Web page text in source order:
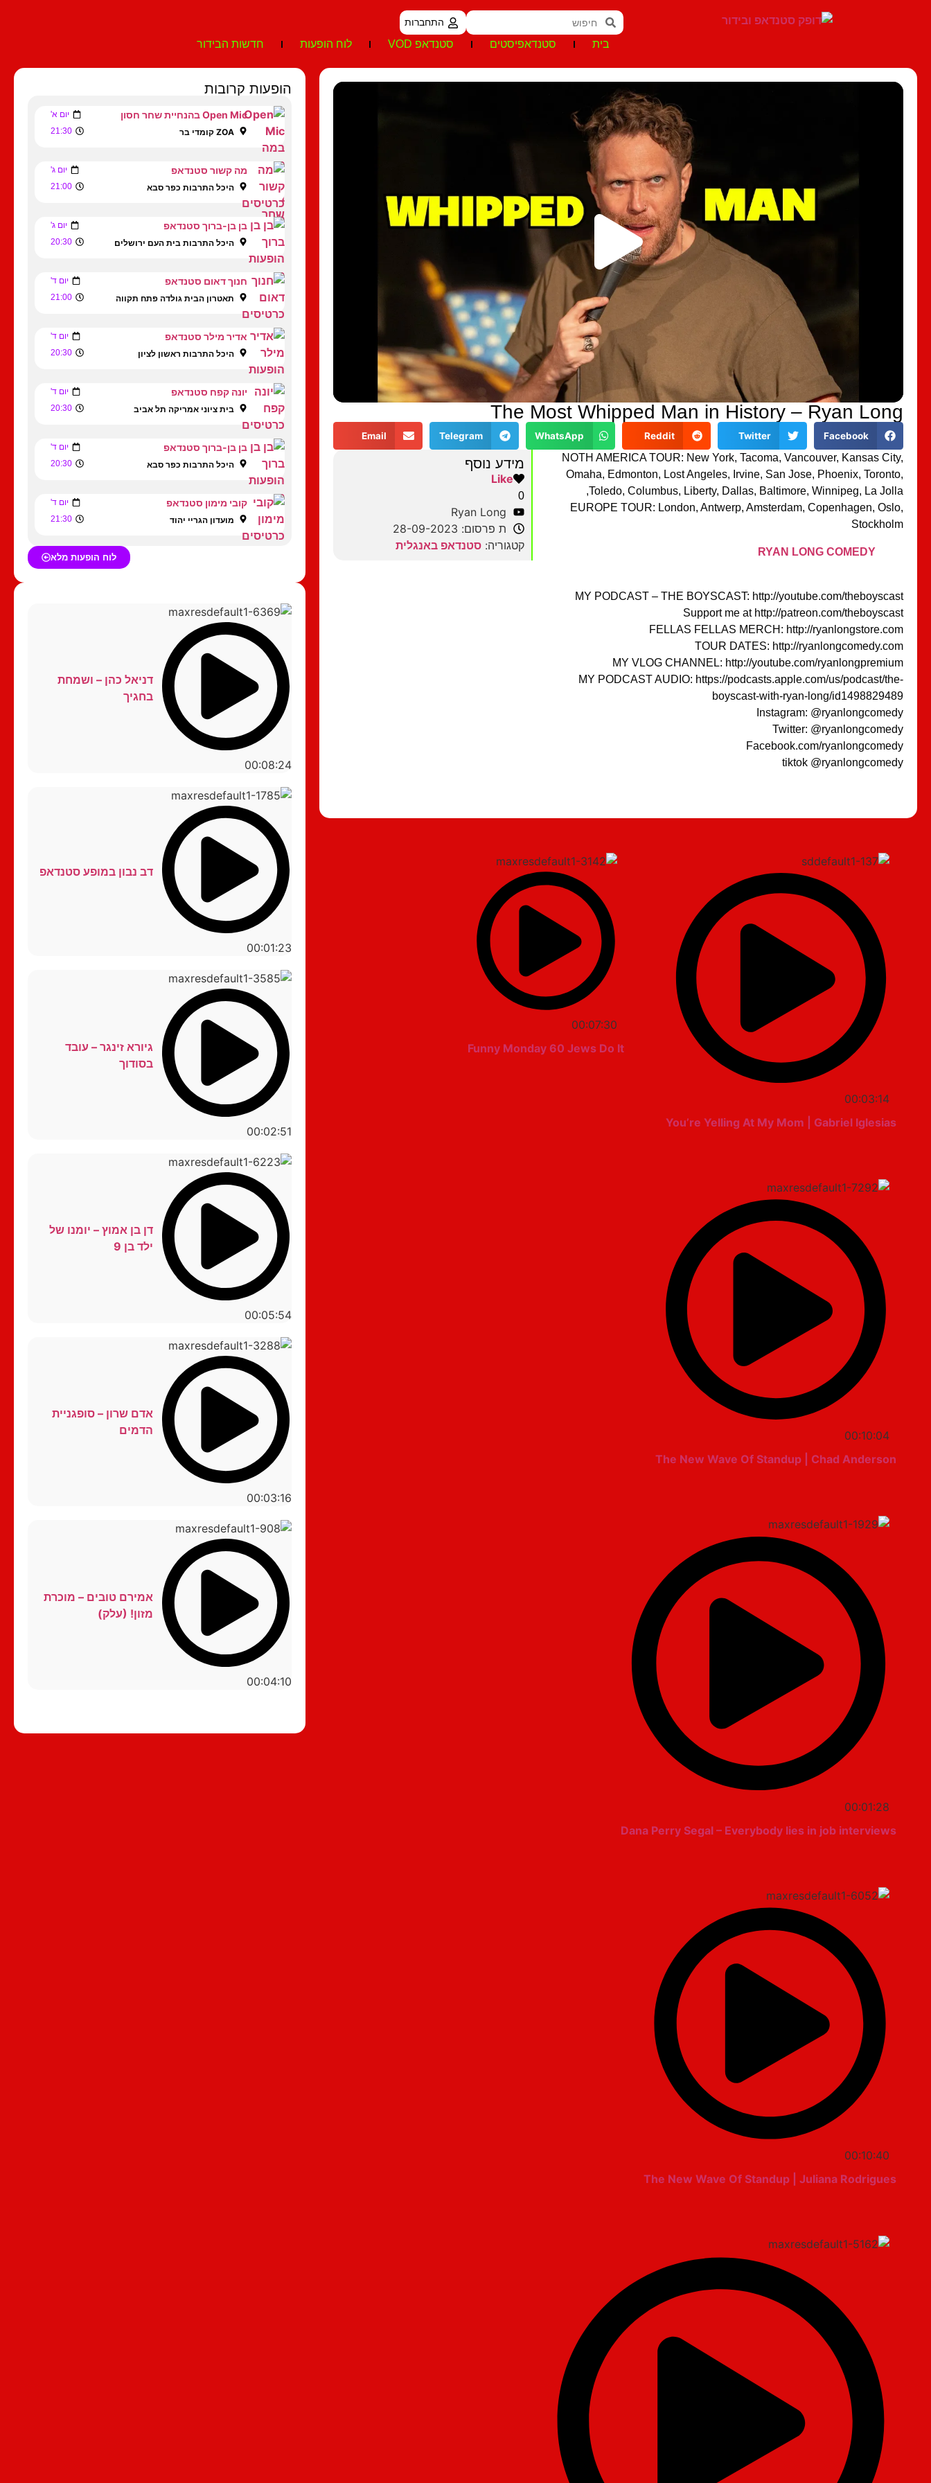
התחברות
בית סטנדאפיסטים סטנדאפ VOD לוח הופעות חדשות הבידור
The Most Whipped Man in History – Ryan Long
Facebook
Twitter
Reddit
WhatsApp
Telegram
Email
NOTH AMERICA TOUR: New York, Tacoma, Vancouver, Kansas City,
Omaha, Edmonton, Lost Angeles, Irvine, San Jose, Phoenix, Toronto,
Toledo, Columbus, Liberty, Dallas, Baltimore, Winnipeg, La Jolla,
EUROPE TOUR: London, Antwerp, Amsterdam, Copenhagen, Oslo,
Stockholm
RYAN LONG COMEDY
MY PODCAST – THE BOYSCAST: http://youtube.com/theboyscast
Support me at http://patreon.com/theboyscast
FELLAS FELLAS MERCH: http://ryanlongstore.com
TOUR DATES: http://ryanlongcomedy.com
MY VLOG CHANNEL: http://youtube.com/ryanlongpremium
MY PODCAST AUDIO: https://podcasts.apple.com/us/podcast/the-
boyscast-with-ryan-long/id1498829489
Instagram: @ryanlongcomedy
Twitter: @ryanlongcomedy
Facebook.com/ryanlongcomedy
tiktok @ryanlongcomedy
מידע נוסף
Like
0
Ryan Long
ת פרסום: 28-09-2023
קטגוריה: סטנדאפ באנגלית
00:03:14
You’re Yelling At My Mom | Gabriel Iglesias
00:07:30
Funny Monday 60 Jews Do It
00:10:04
The New Wave Of Standup | Chad Anderson
00:01:28
Dana Perry Segal – Everybody lies in job interviews
00:10:40
The New Wave Of Standup | Juliana Rodrigues
הופעות קרובות
Open Mic בהנחיית שחר חסון יום א'
ZOA קומדי בר 21:30
מה קשור סטנדאפ יום ג'
היכל התרבות כפר סבא 21:00
בן בן-ברוך סטנדאפ יום ג'
היכל התרבות בית העם ירושלים 20:30
חנוך דאום סטנדאפ יום ד'
תאטרון הבית גולדה פתח תקווה 21:00
אדיר מילר סטנדאפ יום ד'
היכל התרבות ראשון לציון 20:30
יונה קפח סטנדאפ יום ד'
בית ציוני אמריקה תל אביב 20:30
בן בן-ברוך סטנדאפ יום ד'
היכל התרבות כפר סבא 20:30
קובי מימון סטנדאפ יום ד'
מועדון הגריי יהוד 21:30
לוח הופעות מלא
00:08:24
דניאל כהן – ושמחת
בחגיך
00:01:23
דב נבון במופע סטנדאפ
00:02:51
גיורא זינגר – עובד
בסודוך
00:05:54
דן בן אמוץ – יומנו של
ילד בן 9
00:03:16
אדם שרון – סופגניית
הדמים
00:04:10
אמירם טובים – מוכרת
מזון! (עלק)